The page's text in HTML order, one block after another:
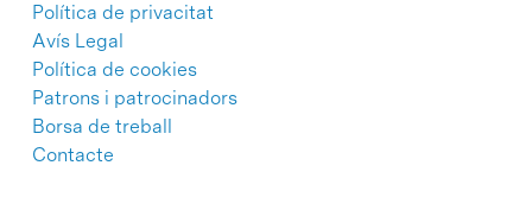
Política de privacitat
Avís Legal
Política de cookies
Patrons i patrocinadors
Borsa de treball
Contacte